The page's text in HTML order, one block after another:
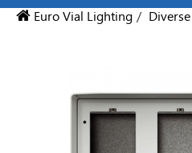
Euro Vial Lighting / Diverse